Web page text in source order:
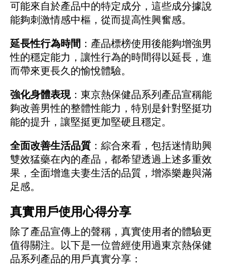
可能來自於產品中的特定成分，這些成分據說
能夠刺激情感中樞，從而提高性興奮感。
延長性行為時間 ：產品標榜使用後能夠增強男
性的穩定能力，讓性行為的時間得以延長，進
而帶來更長久的愉悅體驗。
強化身體表現：東京熱保健品系列產品宣稱能
夠改善男性的整體性能力，特別是針對堅挺功
能的提升，讓堅挺更加堅硬且穩定。
全面改善生活品質 ：綜合來看，包括迷情助興
雙效猛藥在內的產品，都希望透過上述多重效
果，全面增進夫妻生活的品質，增添樂趣與滿
足感。
真實用戶使用心得分享
除了產品宣傳上的聲稱，真實使用者的體驗更
值得關注。以下是一位曾經使用過東京熱保健
品系列產品的用戶真實分享：